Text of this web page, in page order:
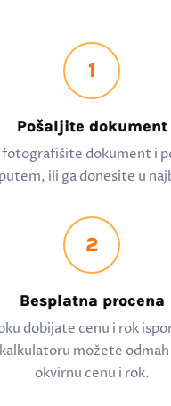
1
Pošaljite dokument
dokument i
ili ga donesite u
2
Besplatna procena
dobijate cenu i rok
možete
okvirnu cenu i rok.